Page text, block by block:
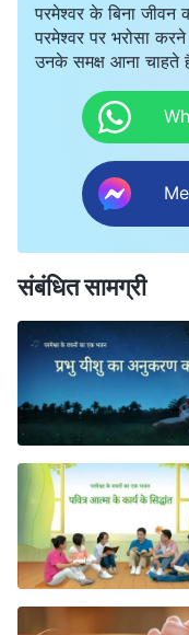
परमेश्वर के बिना
परमेश्वर पर भरोसा
उनके समक्ष आना चाहते
संबंधित सामग्री